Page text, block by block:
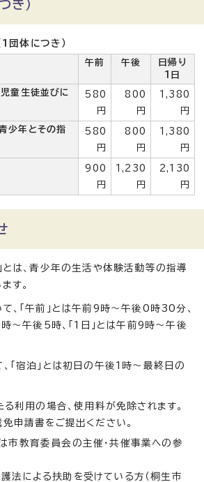
き）
団体につき）
午前 午後
日帰り
1日
童生徒並びに
580
円
800
円
1,380
円
少年とその指
580
円
800
円
1,380
円
900
円
1,230
円
2,130
円
とは、青少年の生活や体験活動等の指導
す。
、「午前」とは午前9時〜午後0時30分、
時〜午後5時、「1日」とは午前9時〜午後
「宿泊」とは初日の午後1時〜最終日の
る利用の場合、使用料が免除されます。
申請書をご提出ください。
は市教育委員会の主催・共催事業への参
護法による扶助を受けている方（桐生市